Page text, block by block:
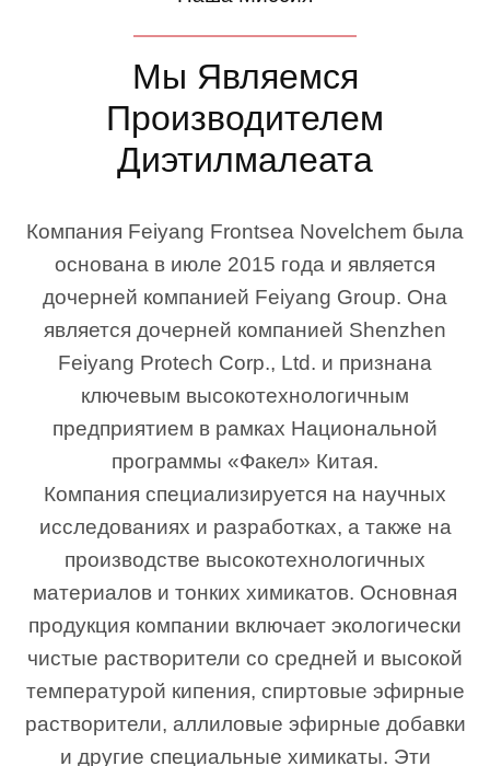
Мы Являемся
Производителем
Диэтилмалеата
Компания Feiyang Frontsea Novelchem была
основана в июле 2015 года и является
дочерней компанией Feiyang Group. Она
является дочерней компанией Shenzhen
Feiyang Protech Corp., Ltd. и признана
ключевым высокотехнологичным
предприятием в рамках Национальной
программы «Факел» Китая.
Компания специализируется на научных
исследованиях и разработках, а также на
производстве высокотехнологичных
материалов и тонких химикатов. Основная
продукция компании включает экологически
чистые растворители со средней и высокой
температурой кипения, спиртовые эфирные
растворители, аллиловые эфирные добавки
и другие специальные химикаты. Эти